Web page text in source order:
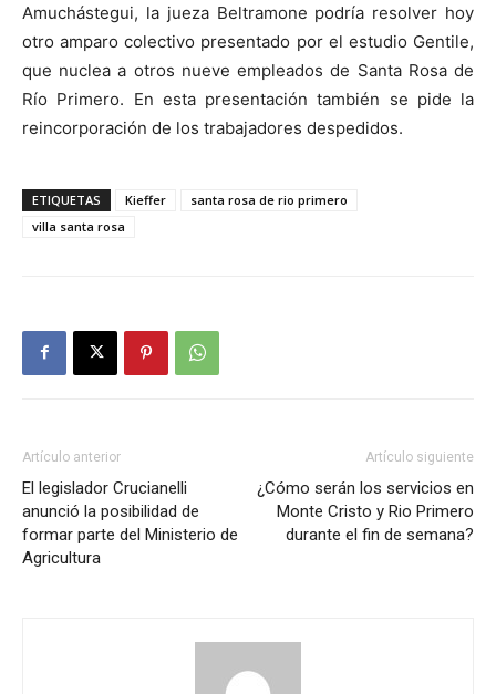
Amuchástegui, la jueza Beltramone podría resolver hoy
otro amparo colectivo presentado por el estudio Gentile,
que nuclea a otros nueve empleados de Santa Rosa de
Río Primero. En esta presentación también se pide la
reincorporación de los trabajadores despedidos.
ETIQUETAS Kieffer
santa rosa de rio primero
villa santa rosa
Artículo anterior
El legislador Crucianelli
anunció la posibilidad de
formar parte del Ministerio de
Agricultura
Artículo siguiente
¿Cómo serán los servicios en
Monte Cristo y Rio Primero
durante el fin de semana?